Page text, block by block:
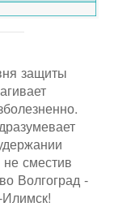
защиты
сместив
Волгоград -